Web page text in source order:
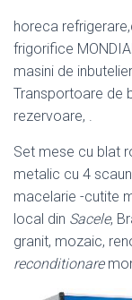
horeca
frigorifice
masini de
Transportoare de
rezervoare, .
Set mese cu blat
metalic cu 4
macelarie -cutite
local din Sacele,
granit, mozaic,
reconditionare